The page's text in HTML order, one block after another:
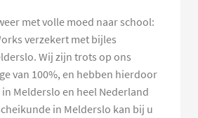
met volle moed naar school:
verzekert met bijles
Wij zijn trots op ons
van 100%, en hebben hierdoor
Melderslo en heel Nederland
in Melderslo kan bij u